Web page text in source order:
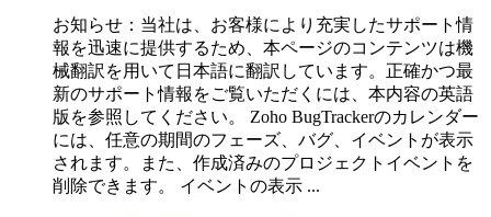
お知らせ：当社は、お客様により充実したサポート情
報を迅速に提供するため、本ページのコンテンツは機
械翻訳を用いて日本語に翻訳しています。正確かつ最
新のサポート情報をご覧いただくには、本内容の英語
版を参照してください。 Zoho BugTrackerのカレンダー
には、任意の期間のフェーズ、バグ、イベントが表示
されます。また、作成済みのプロジェクトイベントを
削除できます。 イベントの表示 ...